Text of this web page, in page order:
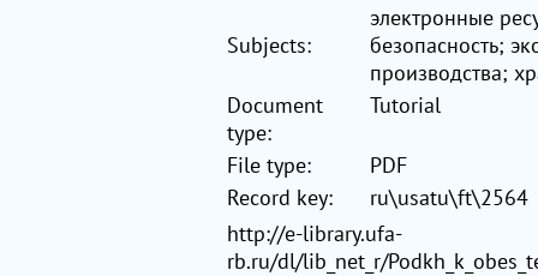
Subjects:
электронные
безопасность;
производства;
Document
type:
Tutorial
File type:
PDF
Record key:
ru\usatu\ft\2564
http://e-library.ufa-
rb.ru/dl/lib_net_r/